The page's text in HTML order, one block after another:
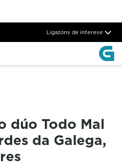
e o
Ligazóns de interese
dúo Todo Mal
da Galega,